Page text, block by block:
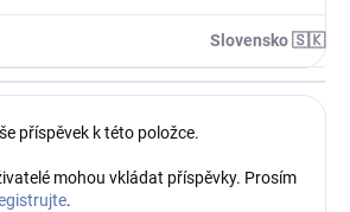
Slovensko 🇸🇰
příspěvek k této položce.
mohou vkládat příspěvky. Prosím
.